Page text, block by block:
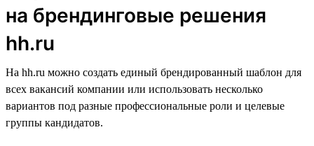
на брендинговые решения
hh.ru
На hh.ru можно создать единый брендированный шаблон для
всех вакансий компании или использовать несколько
вариантов под разные профессиональные роли и целевые
группы кандидатов.